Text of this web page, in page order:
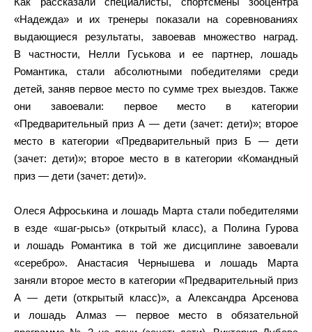
«Надежда» и их тренеры показали на соревнованиях
выдающиеся результаты, завоевав множество наград.
В частности, Нелли Гуськова и ее партнер, лошадь
Романтика, стали абсолютными победителями среди
детей, заняв первое место по сумме трех выездов. Также
они завоевали: первое место в категории
«Предварительный приз А — дети (зачет: дети)»; второе
место в категории «Предварительный приз Б — дети
(зачет: дети)»; второе место в в категории «Командный
приз — дети (зачет: дети)».
Олеся Афроськина и лошадь Марта стали победителями
в езде «шаг-рысь» (открытый класс), а Полина Гурова
и лошадь Романтика в той же дисциплине завоевали
«серебро». Анастасия Чернышева и лошадь Марта
заняли второе место в категории «Предварительный приз
А — дети (открытый класс)», а Александра Арсенова
и лошадь Алмаз — первое место в обязательной